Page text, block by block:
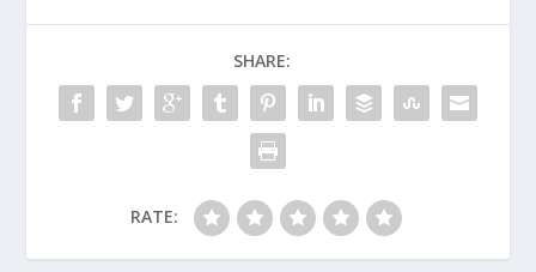
SHARE:
RATE: